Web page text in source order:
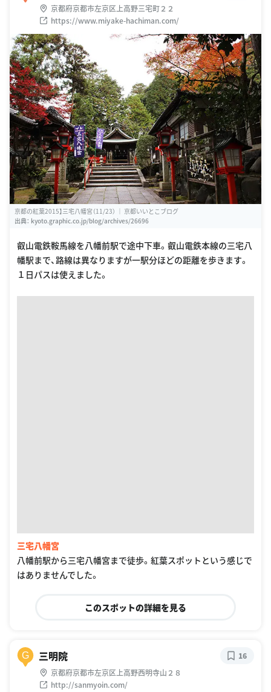
京都府京都市左京区上高野三宅町２２
https://www.miyake-hachiman.com/
京都の紅葉2015】三宅八幡宮（11/23） ｜ 京都いいとこブログ
出典： kyoto.graphic.co.jp/blog/archives/26696
叡山電鉄鞍馬線を八幡前駅で途中下車。叡山電鉄本線の三宅八
幡駅まで、路線は異なりますが一駅分ほどの距離を歩きます。
１日パスは使えました。
三宅八幡宮
八幡前駅から三宅八幡宮まで徒歩。紅葉スポットという感じで
はありませんでした。
このスポットの詳細を見る
G 三明院
京都府京都市左京区上高野西明寺山２８
http://sanmyoin.com/
16